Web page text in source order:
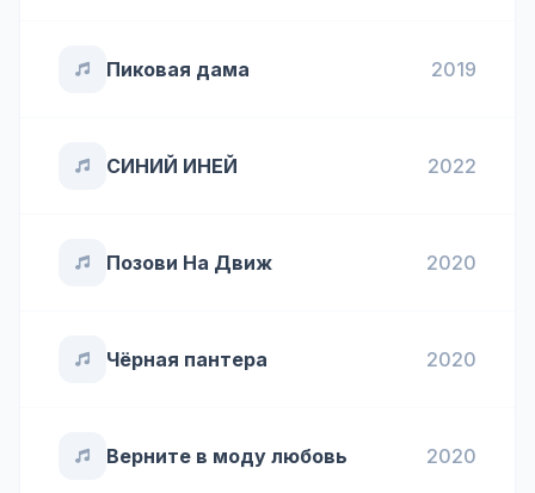
Пиковая дама 2019
СИНИЙ ИНЕЙ 2022
Позови На Движ 2020
Чёрная пантера 2020
Верните в моду любовь 2020